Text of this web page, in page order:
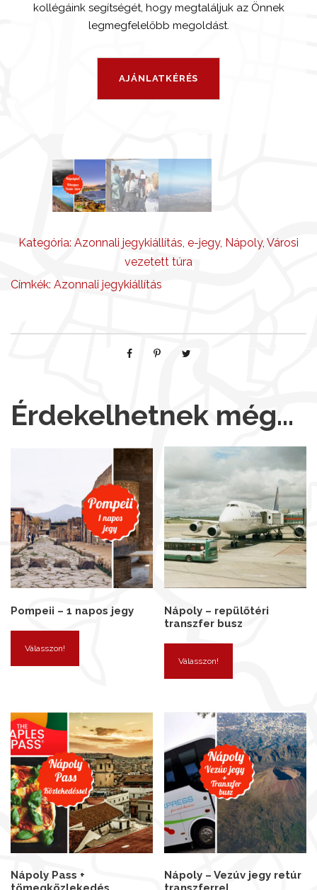
kollégáink segítségét, hogy megtaláljuk az Önnek
legmegfelelőbb megoldást.
Kategória: Azonnali jegykiállítás e-jegy, Nápoly, Városi
vezetett túra
Címkék: Azonnali jegykiállítás
Érdekelhetnek még…
Pompeii – 1 napos jegy
Válasszon!
Nápoly – repülőtéri
transzfer busz
Válasszon!
Nápoly Pass +
Nápoly – Vezúv jegy retúr